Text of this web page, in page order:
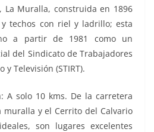
La Muralla, construida en 1896
techos con riel y ladrillo; esta
a partir de 1981 como un
del Sindicato de Trabajadores
Televisión (STIRT).
A solo 10 kms. De la carretera
muralla y el Cerrito del Calvario
son lugares excelentes